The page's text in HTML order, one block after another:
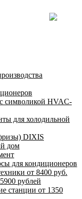
символикой HVAC-
для холодильной
DIXIS
дом
для кондиционеров
от 8400 руб.
рублей
станции от 1350